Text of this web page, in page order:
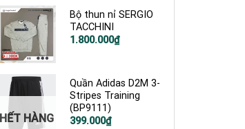
1.900.000₫.
Bộ thun nỉ SERGIO
TACCHINI
Giá
1.800.000₫
Giá
1.800.000₫.
HẾT HÀNG
Quần Adidas D2M 3-
Stripes Training
(BP9111)
Giá
399.000₫
Giá